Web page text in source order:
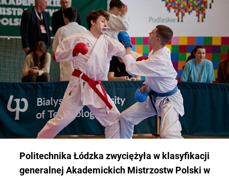
Politechnika Łódzka zwyciężyła w klasyfikacji
generalnej Akademickich Mistrzostw Polski w